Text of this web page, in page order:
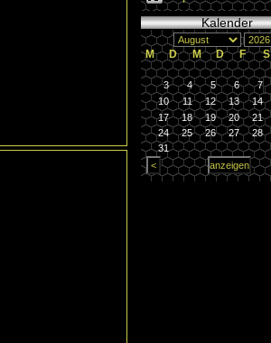
Kalender
M D M D F S
3
4 5 6 7
10
11 12 13 14
17
18 19 20 21
24
25 26 27 28
31